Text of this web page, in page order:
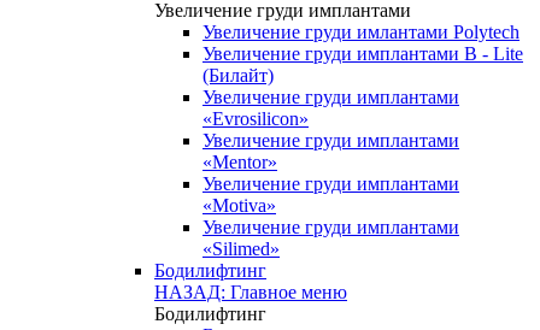
Увеличение груди имплантами
Увеличение груди имлантами Polytech
Увеличение груди имплантами B - Lite
(Билайт)
Увеличение груди имплантами
«Evrosilicon»
Увеличение груди имплантами
«Mentor»
Увеличение груди имплантами
«Motiva»
Увеличение груди имплантами
«Silimed»
Бодилифтинг
НАЗАД: Главное меню
Бодилифтинг